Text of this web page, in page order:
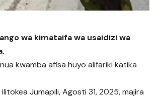
wa kimataifa wa usaidizi wa
kwamba afisa huyo alifariki katika
Jumapili, Agosti 31, 2025, majira